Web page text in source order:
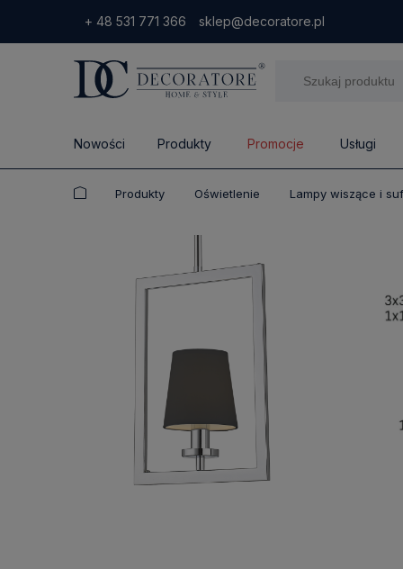
+ 48 531 771 366 sklep@decoratore.pl
Nowości Produkty Promocje Usługi
Produkty Oświetlenie Lampy wiszące i